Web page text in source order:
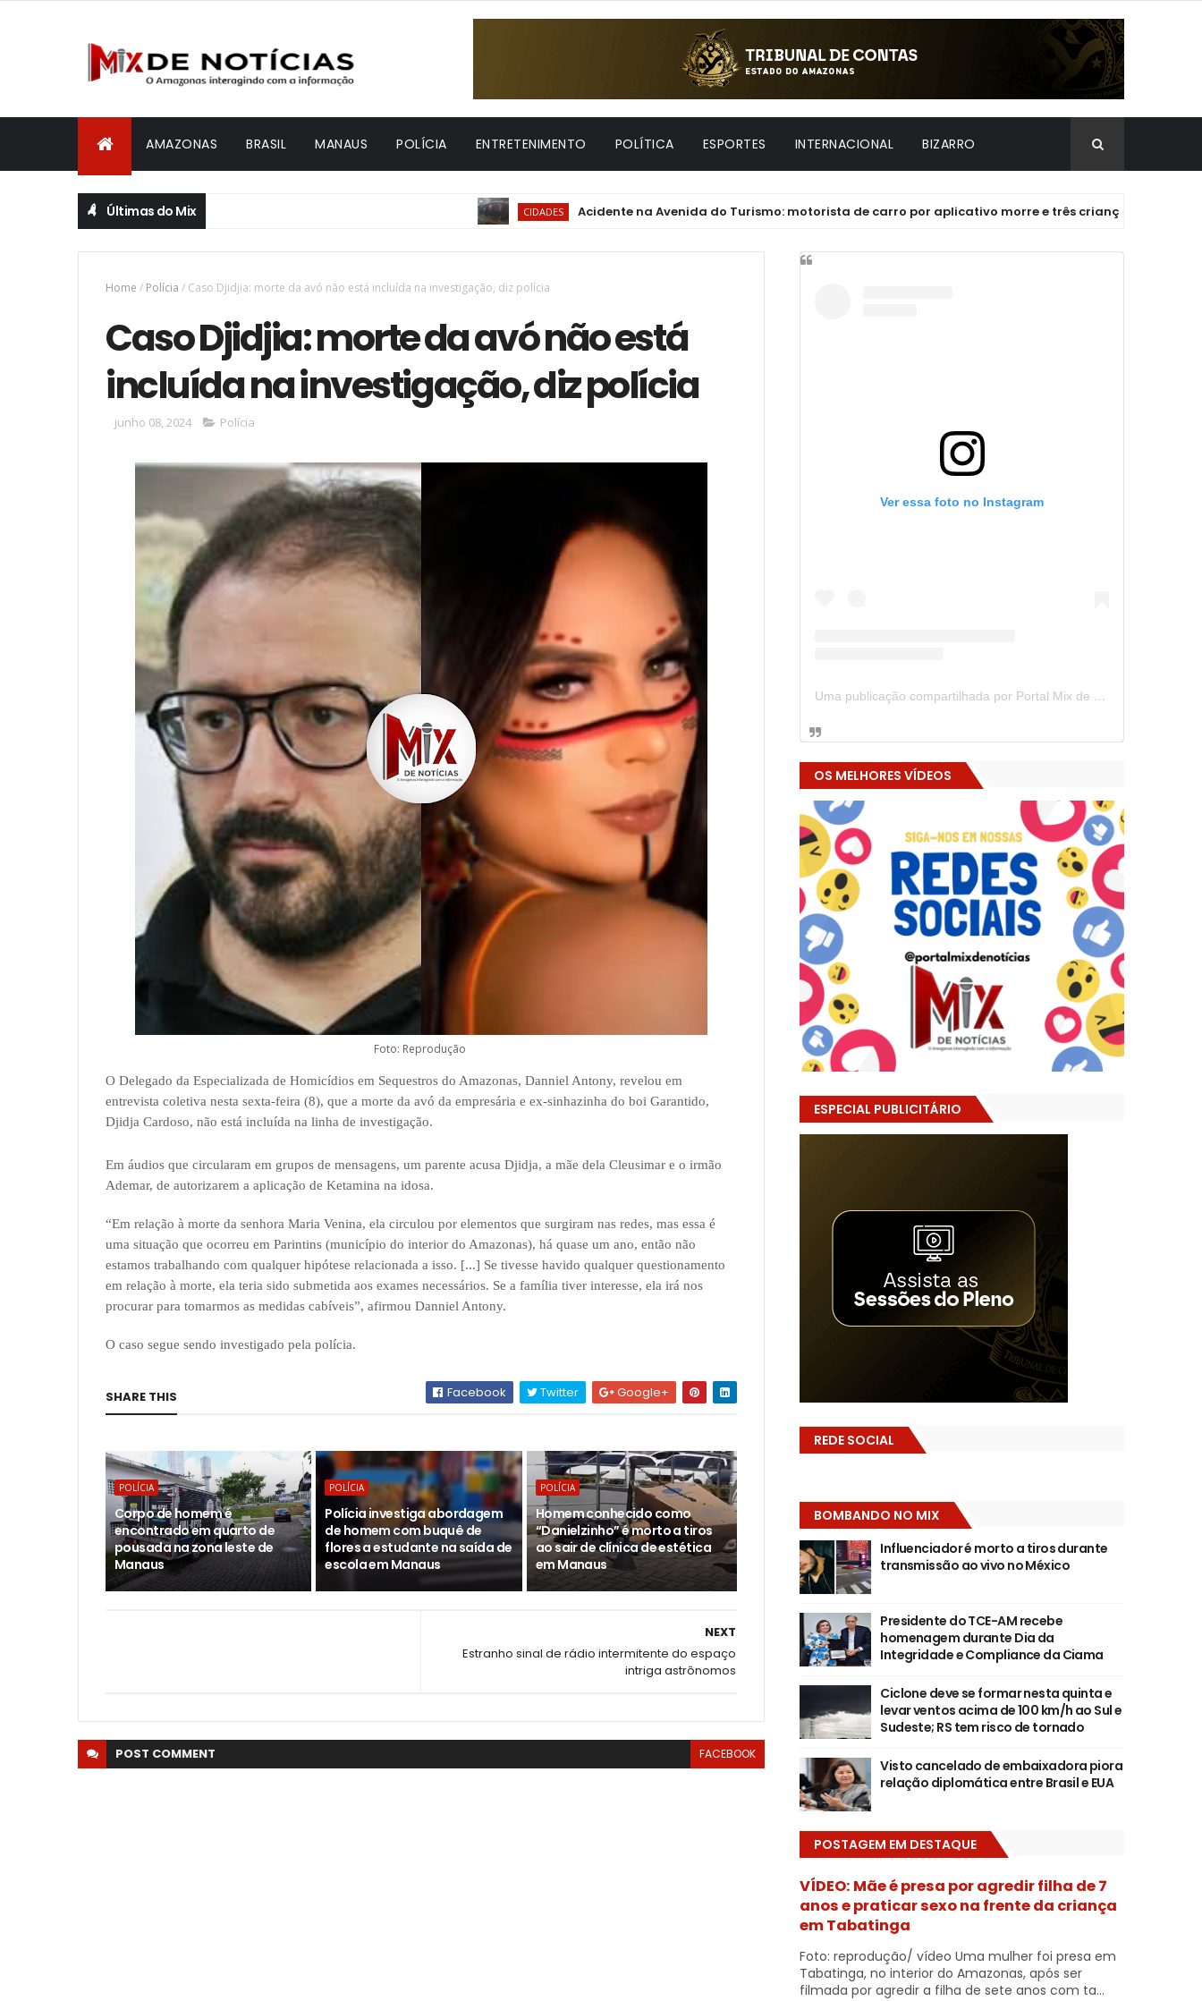
AMAZONAS BRASIL MANAUS POLÍCIA ENTRETENIMENTO POLÍTICA ESPORTES INTERNACIONAL BIZARRO
Últimas do Mix CIDADES Acidente na Avenida do Turismo: motorista de carro por aplicativo morre e três crianças ficam gravemente
Home / Polícia / Caso Djidjia: morte da avó não está incluída na investigação, diz polícia
Caso Djidjia: morte da avó não está
incluída na investigação, diz polícia
junho 08, 2024 Polícia
Foto: Reprodução
O Delegado da Especializada de Homicídios em Sequestros do Amazonas, Danniel Antony, revelou em
entrevista coletiva nesta sexta-feira (8), que a morte da avó da empresária e ex-sinhazinha do boi Garantido,
Djidja Cardoso, não está incluída na linha de investigação.
Em áudios que circularam em grupos de mensagens, um parente acusa Djidja, a mãe dela Cleusimar e o irmão
Ademar, de autorizarem a aplicação de Ketamina na idosa.
“Em relação à morte da senhora Maria Venina, ela circulou por elementos que surgiram nas redes, mas essa é
uma situação que ocorreu em Parintins (município do interior do Amazonas), há quase um ano, então não
estamos trabalhando com qualquer hipótese relacionada a isso. [...] Se tivesse havido qualquer questionamento
em relação à morte, ela teria sido submetida aos exames necessários. Se a família tiver interesse, ela irá nos
procurar para tomarmos as medidas cabíveis”, afirmou Danniel Antony.
O caso segue sendo investigado pela polícia.
SHARE THIS Facebook Twitter Google+
POLÍCIA
Corpo de homem é
encontrado em quarto de
pousada na zona leste de
Manaus
POLÍCIA
Polícia investiga abordagem
de homem com buquê de
flores a estudante na saída de
escola em Manaus
POLÍCIA
Homem conhecido como
“Danielzinho” é morto a tiros
ao sair de clínica de estética
em Manaus
NEXT
Estranho sinal de rádio intermitente do espaço
intriga astrônomos
POST COMMENT FACEBOOK
Ver essa foto no Instagram
Uma publicação compartilhada por Portal Mix de Notícias (@portalmixdenoticias)
OS MELHORES VÍDEOS
ESPECIAL PUBLICITÁRIO
REDE SOCIAL
BOMBANDO NO MIX
Influenciador é morto a tiros durante
transmissão ao vivo no México
Presidente do TCE-AM recebe
homenagem durante Dia da
Integridade e Compliance da Ciama
Ciclone deve se formar nesta quinta e
levar ventos acima de 100 km/h ao Sul e
Sudeste; RS tem risco de tornado
Visto cancelado de embaixadora piora
relação diplomática entre Brasil e EUA
POSTAGEM EM DESTAQUE
VÍDEO: Mãe é presa por agredir filha de 7
anos e praticar sexo na frente da criança
em Tabatinga
Foto: reprodução/ vídeo Uma mulher foi presa em
Tabatinga, no interior do Amazonas, após ser
filmada por agredir a filha de sete anos com ta...